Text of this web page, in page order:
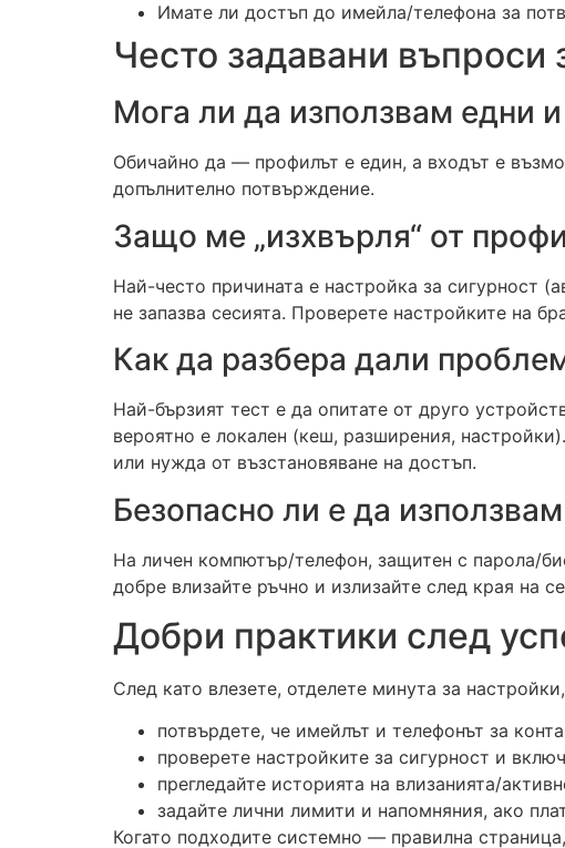
Имате ли достъп до имейла/телефона за
Често задавани въпроси
Мога ли да използвам едни
Обичайно да — профилът е един, а входът е
допълнително потвърждение.
Защо ме „изхвърля“ от
Най-често причината е настройка за сигурност
не запазва сесията. Проверете настройките на
Как да разбера дали
Най-бързият тест е да опитате от друго
вероятно е локален (кеш, разширения,
или нужда от възстановяване на достъп.
Безопасно ли е да
На личен компютър/телефон, защитен с парола/
добре влизайте ръчно и излизайте след края на
Добри практики след
След като влезете, отделете минута за
потвърдете, че имейлът и телефонът за
проверете настройките за сигурност и
прегледайте историята на влизанията/
задайте лични лимити и напомняния, ако
Когато подходите системно — правилна